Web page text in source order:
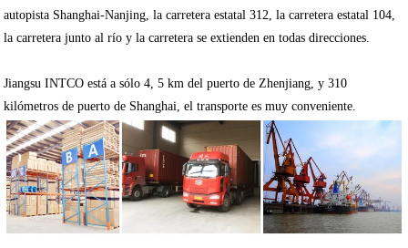
autopista Shanghai-Nanjing, la carretera estatal 312, la carretera estatal 104,
la carretera junto al río y la carretera se extienden en todas direcciones.
Jiangsu INTCO está a sólo 4, 5 km del puerto de Zhenjiang, y 310
kilómetros de puerto de Shanghai, el transporte es muy conveniente.